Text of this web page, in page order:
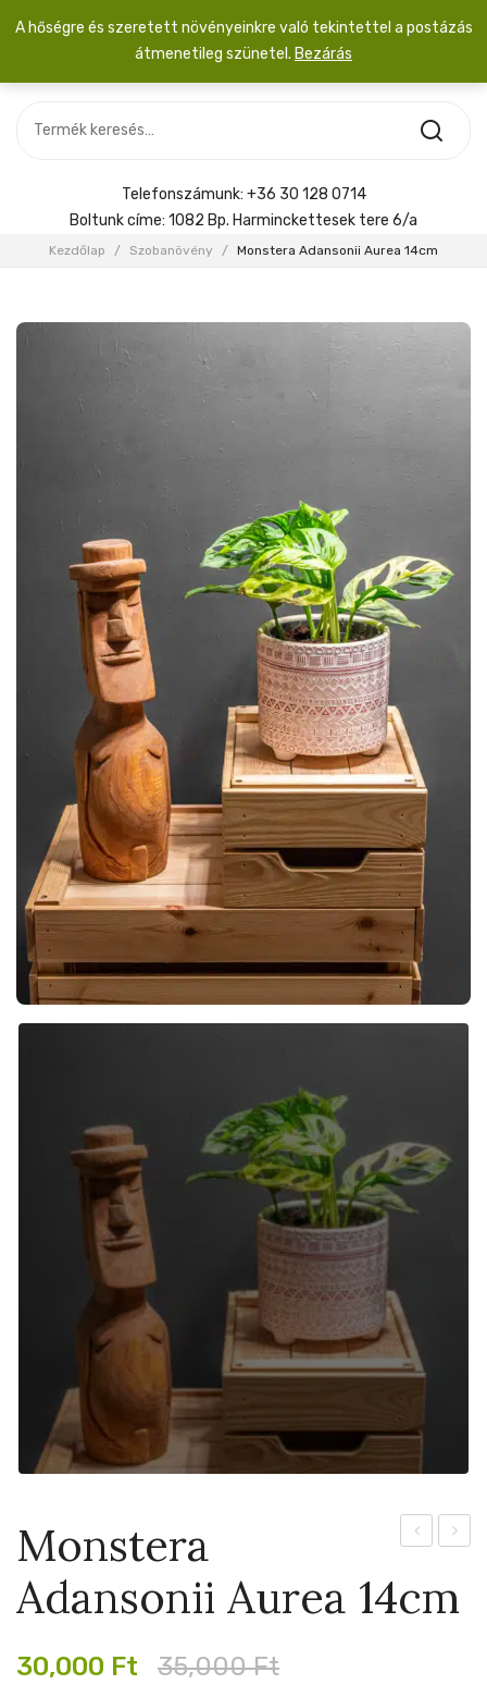
SZOBANÖVÉNY
KIEGÉSZÍTŐK
Menyasszonyi csokor
Telefonszámunk: +36 30 128 0714
Boltunk címe: 1082 Bp. Harminckettesek tere 6/a
Kezdőlap / Szobanövény / Monstera Adansonii Aurea 14cm
Dollar12cm
Monstera
Adansonii Aurea 14cm
35,000Ft
Original
30,000 Ft
Current
A hőségre és szeretett növényeinkre való tekintettel a postázás
átmenetileg szünetel. Bezárás